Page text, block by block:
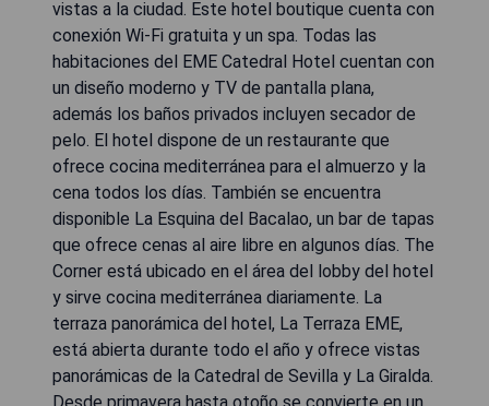
vistas a la ciudad. Este hotel boutique cuenta con
conexión Wi-Fi gratuita y un spa. Todas las
habitaciones del EME Catedral Hotel cuentan con
un diseño moderno y TV de pantalla plana,
además los baños privados incluyen secador de
pelo. El hotel dispone de un restaurante que
ofrece cocina mediterránea para el almuerzo y la
cena todos los días. También se encuentra
disponible La Esquina del Bacalao, un bar de tapas
que ofrece cenas al aire libre en algunos días. The
Corner está ubicado en el área del lobby del hotel
y sirve cocina mediterránea diariamente. La
terraza panorámica del hotel, La Terraza EME,
está abierta durante todo el año y ofrece vistas
panorámicas de la Catedral de Sevilla y La Giralda.